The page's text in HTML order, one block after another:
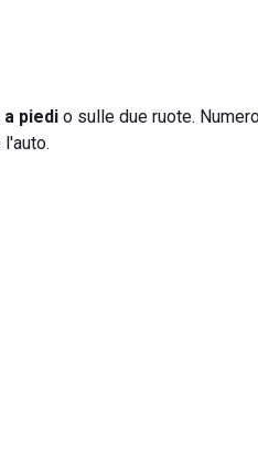
a piedi o sulle due ruote.